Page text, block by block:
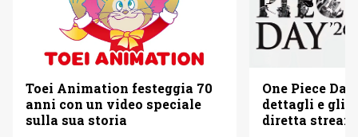
Toei Animation festeggia 70
anni con un video speciale
sulla sua storia
One Piece
dettagli e gli
diretta